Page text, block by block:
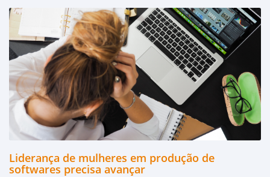
Liderança de mulheres em produção de
softwares precisa avançar